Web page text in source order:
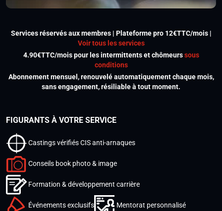
Services réservés aux membres | Plateforme pro 12€TTC/mois |
Voir tous les services
4.90€TTC/mois pour les intermittents et chômeurssous
conditions
Abonnement mensuel, renouvelé automatiquement chaque mois,
sans engagement, résiliable à tout moment.
FIGURANTS À VOTRE SERVICE
Castings vérifiés CIS anti-arnaques
Conseils book photo & image
Formation & développement carrière
Événements exclusifs Mentorat personnalisé